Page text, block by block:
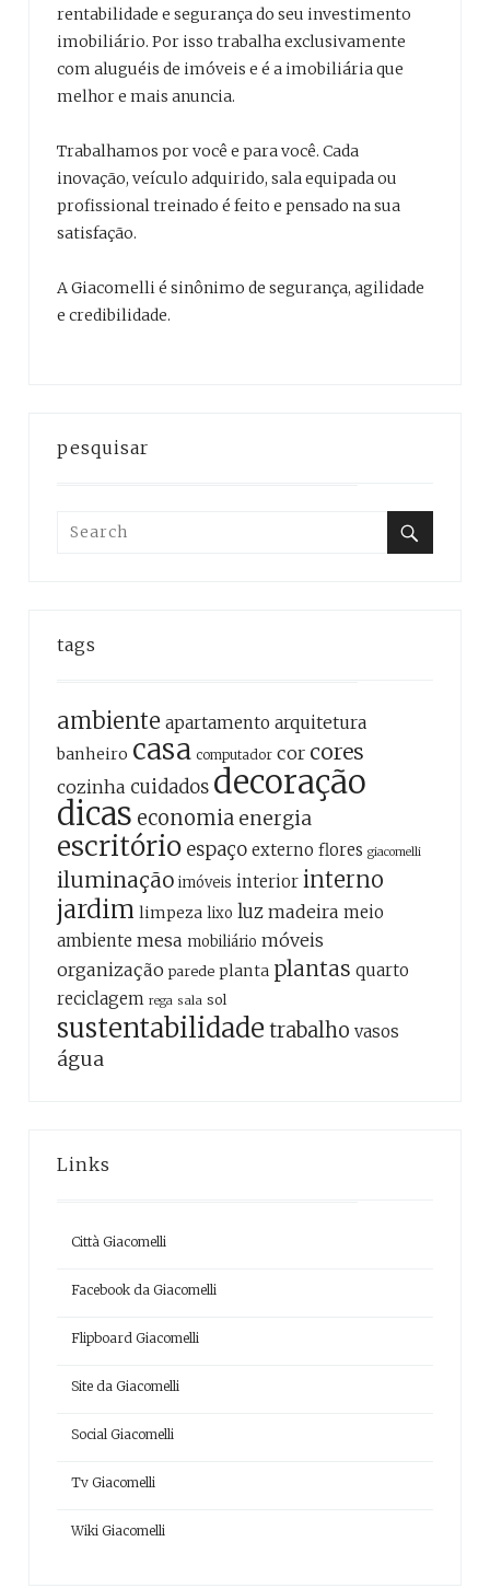
rentabilidade e segurança do seu investimento
imobiliário. Por isso trabalha exclusivamente
com aluguéis de imóveis e é a imobiliária que
melhor e mais anuncia.
Trabalhamos por você e para você. Cada
inovação, veículo adquirido, sala equipada ou
profissional treinado é feito e pensado na sua
satisfação.
A Giacomelli é sinônimo de segurança, agilidade
e credibilidade.
pesquisar
Search
tags
ambiente apartamento arquitetura
banheiro casa computador cor cores
cozinha cuidados decoração
dicas economia energia
escritório espaço externo flores giacomelli
iluminação imóveis interior interno
jardim limpeza lixo luz madeira meio
ambiente mesa mobiliário móveis
organização parede planta plantas quarto
reciclagem rega sala sol
sustentabilidade trabalho vasos
água
Links
Città Giacomelli
Facebook da Giacomelli
Flipboard Giacomelli
Site da Giacomelli
Social Giacomelli
Tv Giacomelli
Wiki Giacomelli